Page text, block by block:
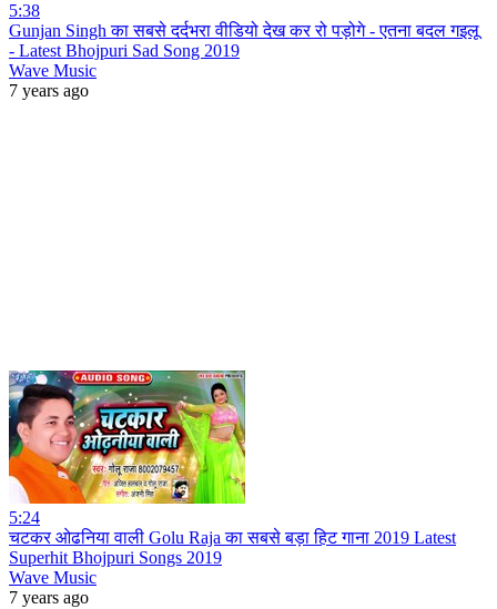
5:38
Gunjan Singh का सबसे दर्दभरा वीडियो देख कर रो पड़ोगे - एतना बदल गइलू
- Latest Bhojpuri Sad Song 2019
Wave Music
7 years ago
5:24
चटकर ओढनिया वाली Golu Raja का सबसे बड़ा हिट गाना 2019 Latest
Superhit Bhojpuri Songs 2019
Wave Music
7 years ago